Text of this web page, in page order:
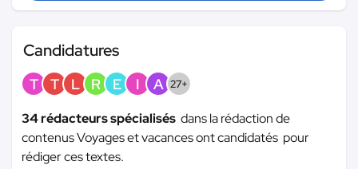
Candidatures
T T L R E I A 27+
34 rédacteurs spécialisés dans la rédaction de
contenus Voyages et vacances ont candidatés pour
rédiger ces textes.